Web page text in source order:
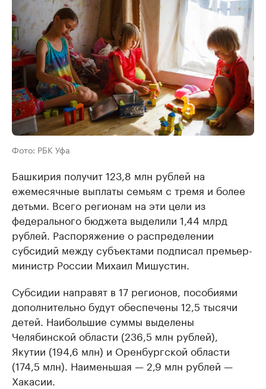
Фото: РБК Уфа
Башкирия получит 123,8 млн рублей на
ежемесячные выплаты семьям с тремя и более
детьми. Всего регионам на эти цели из
федерального бюджета выделили 1,44 млрд
рублей. Распоряжение о распределении
субсидий между субъектами подписал премьер-
министр России Михаил Мишустин.
Субсидии направят в 17 регионов, пособиями
дополнительно будут обеспечены 12,5 тысячи
детей. Наибольшие суммы выделены
Челябинской области (236,5 млн рублей),
Якутии (194,6 млн) и Оренбургской области
(174,5 млн). Наименьшая — 2,9 млн рублей —
Хакасии.